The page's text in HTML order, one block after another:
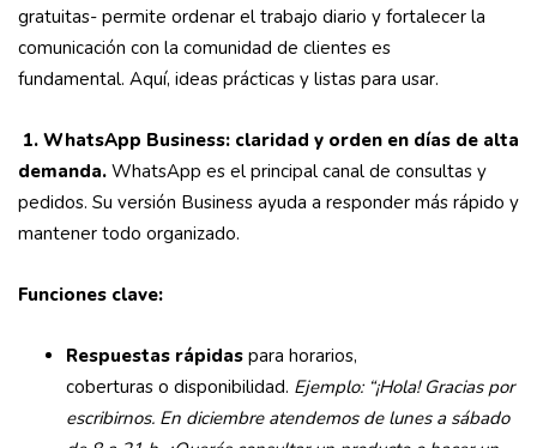
gratuitas- permite ordenar el trabajo diario y fortalecer la
comunicación con la comunidad de clientes es
fundamental. Aquí, ideas prácticas y listas para usar.
1. WhatsApp Business: claridad y orden en días de alta
demanda. WhatsApp es el principal canal de consultas y
pedidos. Su versión Business ayuda a responder más rápido y
mantener todo organizado.
Funciones clave:
Respuestas rápidas para horarios,
coberturas o disponibilidad. Ejemplo: “¡Hola! Gracias por
escribirnos. En diciembre atendemos de lunes a sábado